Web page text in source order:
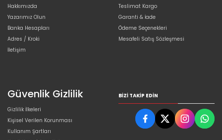
Hakkımızda
Yazarımız Olun
Banka Hesapları
Adres / Kroki
İletişim
Teslimat Kargo
Garanti & İade
Ödeme Seçenekleri
Mesafeli Satış Sözleşmesi
Güvenlik Gizlilik
Gizlilik İlkeleri
Kişisel Verilen Korunması
Kullanım Şartları
BIZI TAKIP EDIN